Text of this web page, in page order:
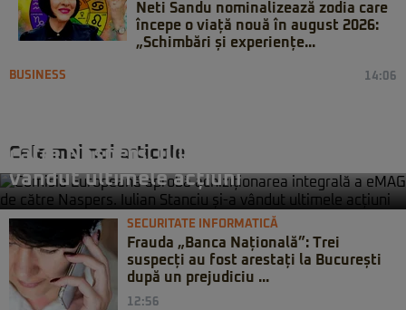
Neti Sandu nominalizează zodia care
începe o viață nouă în august 2026:
„Schimbări și experiențe...
Cele mai noi articole
BUSINESS 14:06
către Naspers. Iulian Stanciu și-a
vândut ultimele acțiuni
SECURITATE INFORMATICĂ
Frauda „Banca Națională”: Trei
suspecți au fost arestați la București
după un prejudiciu ...
12:56